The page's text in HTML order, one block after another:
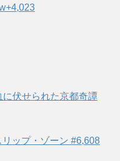
伏せられた京都奇譚
リップ・ゾーン #6,608